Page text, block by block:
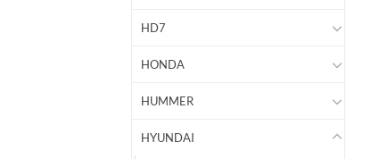
HD7
HONDA
HUMMER
HYUNDAI